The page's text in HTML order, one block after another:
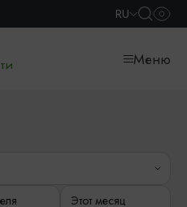
RU
Меню
Этот месяц